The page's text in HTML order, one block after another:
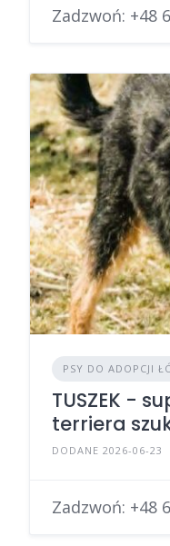
Zadzwoń: +48
PSY DO ADOPCJI
TUSZEK -
terriera
DODANE 2026-06-23
Zadzwoń: +48